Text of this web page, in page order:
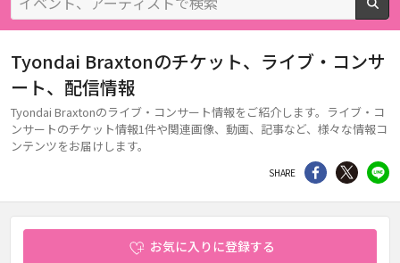
Tyondai Braxtonのチケット、ライブ・コンサ
ート、配信情報
Tyondai Braxtonのライブ・コンサート情報をご紹介します。ライブ・コ
ンサートのチケット情報1件や関連画像、動画、記事など、様々な情報コ
ンテンツをお届けします。
SHARE シェア Twitter
お気に入りに登録する